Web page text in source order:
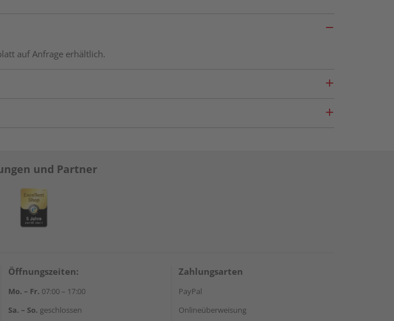
auf Anfrage erhältlich.
und Partner
Öffnungszeiten:
Mo. – Fr. 07:00 – 17:00
Sa. – So. geschlossen
Zahlungsarten
PayPal
Onlineüberweisung